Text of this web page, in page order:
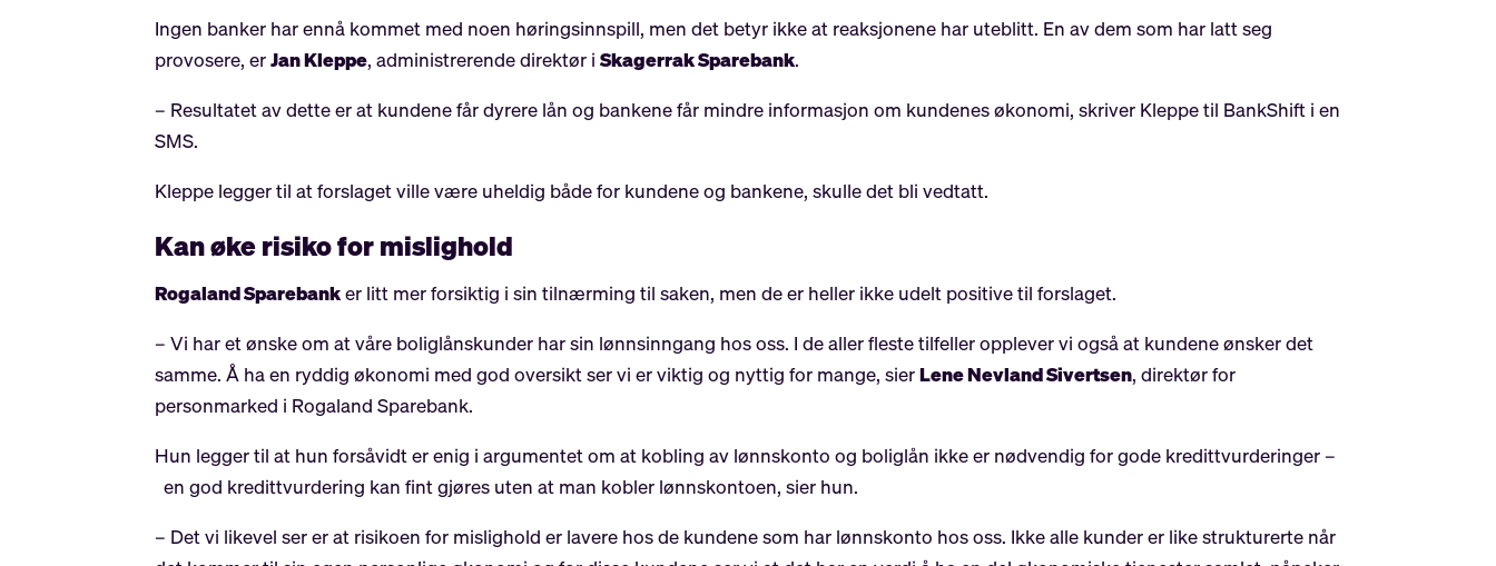
Ingen banker har ennå kommet med noen høringsinnspill, men det betyr ikke at reaksjonene har uteblitt. En av dem som har latt seg
provosere, erJan Kleppe, administrerende direktør iSkagerrak Sparebank.
– Resultatet av dette er at kundene får dyrere lån og bankene får mindre informasjon om kundenes økonomi, skriver Kleppe til BankShift i en
SMS.
Kleppe legger til at forslaget ville være uheldig både for kundene og bankene, skulle det bli vedtatt.
Kan øke risiko for mislighold
Rogaland Sparebanker litt mer forsiktig i sin tilnærming til saken, men de er heller ikke udelt positive til forslaget.
– Vi har et ønske om at våre boliglånskunder har sin lønnsinngang hos oss. I de aller fleste tilfeller opplever vi også at kundene ønsker det
samme. Å ha en ryddig økonomi med god oversikt ser vi er viktig og nyttig for mange, sierLene Nevland Sivertsen, direktør for
personmarked i Rogaland Sparebank.
Hun legger til at hun forsåvidt er enig i argumentet om at kobling av lønnskonto og boliglån ikke er nødvendig for gode kredittvurderinger –
en god kredittvurdering kan fint gjøres uten at man kobler lønnskontoen, sier hun.
– Det vi likevel ser er at risikoen for mislighold er lavere hos de kundene som har lønnskonto hos oss. Ikke alle kunder er like strukturerte når